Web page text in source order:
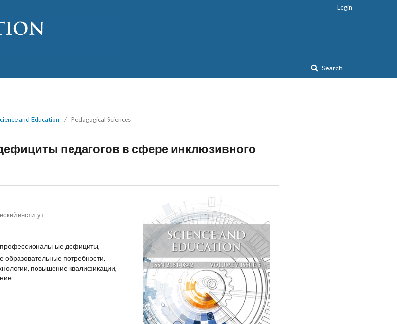
Search
Login
and Education / Pedagogical Sciences
педагогов в сфере инклюзивного
институт
дефициты,
образовательные потребности,
повышение квалификации,